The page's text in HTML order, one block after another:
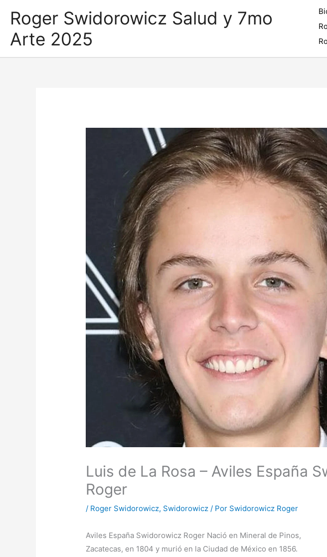
contenido
Roger Swidorowicz Salud y 7mo
Arte 2025
Luis de La Rosa – Aviles España
Roger
/ Roger Swidorowicz, Swidorowicz / Por Swidorowicz Roger
Aviles España Swidorowicz Roger Nació en Mineral de Pinos,
Zacatecas, en 1804 y murió en la Ciudad de México en 1856.